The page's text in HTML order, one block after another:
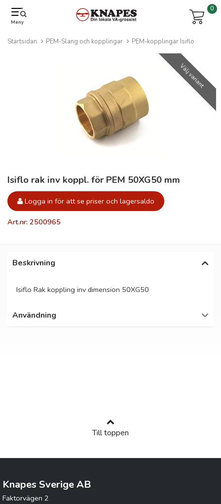
Meny
0
Startsidan PEM-Slang och kopplingar PEM-kopplingar Isiflo
Välj variant
Isiflo rak inv koppl. för PEM 50XG50 mm
Logga in för att se priser och lagersaldo
Art.nr: 2500965
Beskrivning
Isiflo Rak koppling inv dimension 50XG50
Användning
Till toppen
Knapes Sverige AB
Faktorvägen 2